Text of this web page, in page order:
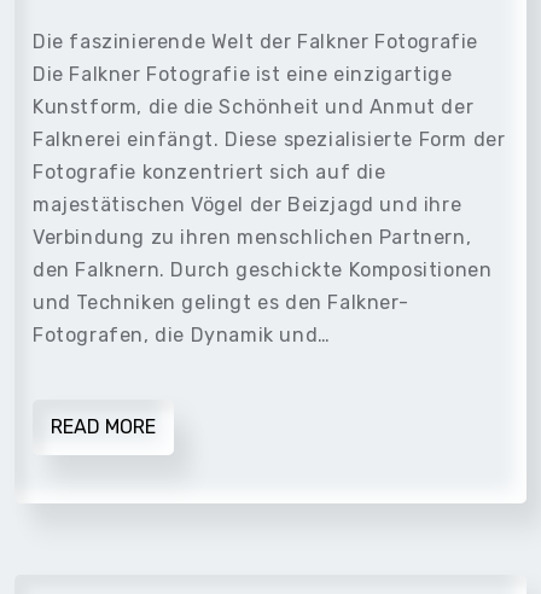
Die faszinierende Welt der Falkner Fotografie
Die Falkner Fotografie ist eine einzigartige
Kunstform, die die Schönheit und Anmut der
Falknerei einfängt. Diese spezialisierte Form der
Fotografie konzentriert sich auf die
majestätischen Vögel der Beizjagd und ihre
Verbindung zu ihren menschlichen Partnern,
den Falknern. Durch geschickte Kompositionen
und Techniken gelingt es den Falkner-
Fotografen, die Dynamik und…
READ MORE